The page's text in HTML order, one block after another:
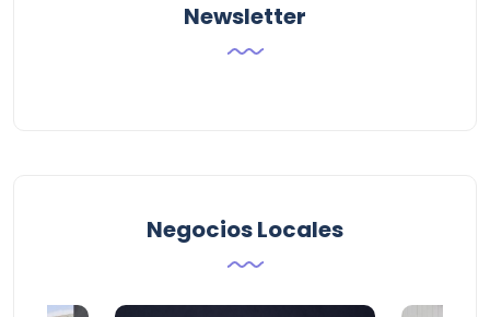
Newsletter
Negocios Locales